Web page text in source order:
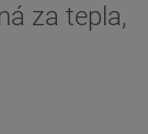
za tepla,